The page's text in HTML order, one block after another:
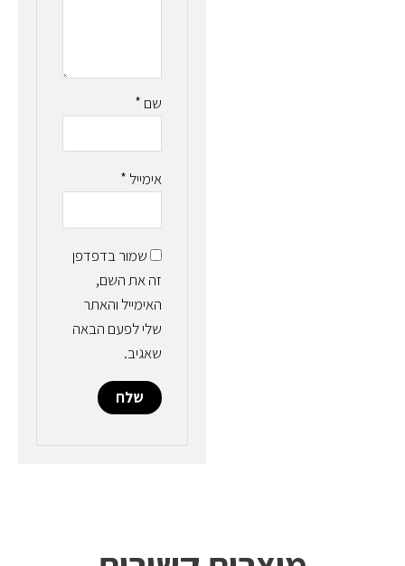
שם *
אימייל *
שמור בדפדפן
זה את השם,
האימייל והאתר
שלי לפעם הבאה
שאגיב.